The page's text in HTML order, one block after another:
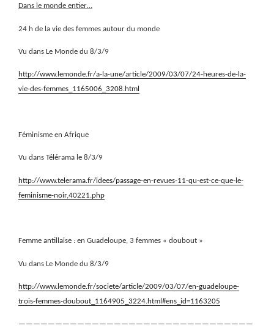
Dans le monde entier…
24 h de la vie des femmes autour du monde
Vu dans Le Monde du 8/3/9
http://www.lemonde.fr/a-la-une/article/2009/03/07/24-heures-de-la-
vie-des-femmes_1165006_3208.html
Féminisme en Afrique
Vu dans Télérama le 8/3/9
http://www.telerama.fr/idees/passage-en-revues-11-qu-est-ce-que-le-
feminisme-noir,40221.php
Femme antillaise : en Guadeloupe, 3 femmes « doubout »
Vu dans Le Monde du 8/3/9
http://www.lemonde.fr/societe/article/2009/03/07/en-guadeloupe-
trois-femmes-doubout_1164905_3224.html#ens_id=1163205
————————————————————————————————